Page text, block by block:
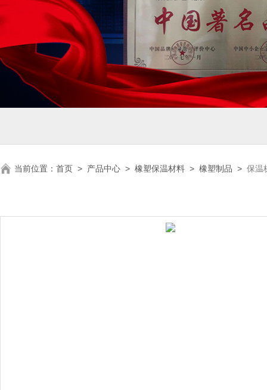
当前位置： 首页 > 产品中心 > 橡塑保温材料 > 橡塑制品 > 保温